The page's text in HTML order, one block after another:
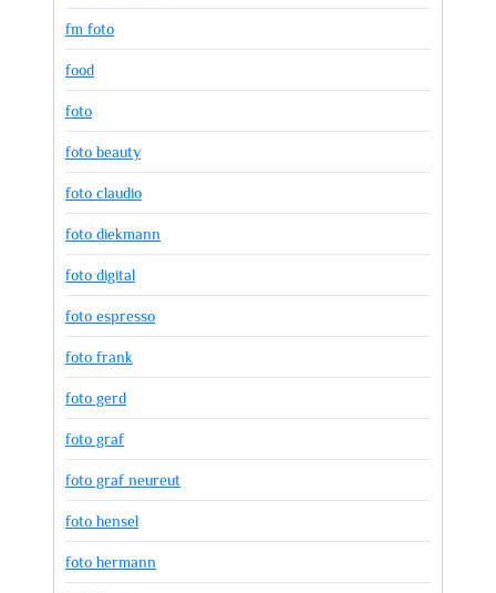
fm foto
food
foto
foto beauty
foto claudio
foto diekmann
foto digital
foto espresso
foto frank
foto gerd
foto graf
foto graf neureut
foto hensel
foto hermann